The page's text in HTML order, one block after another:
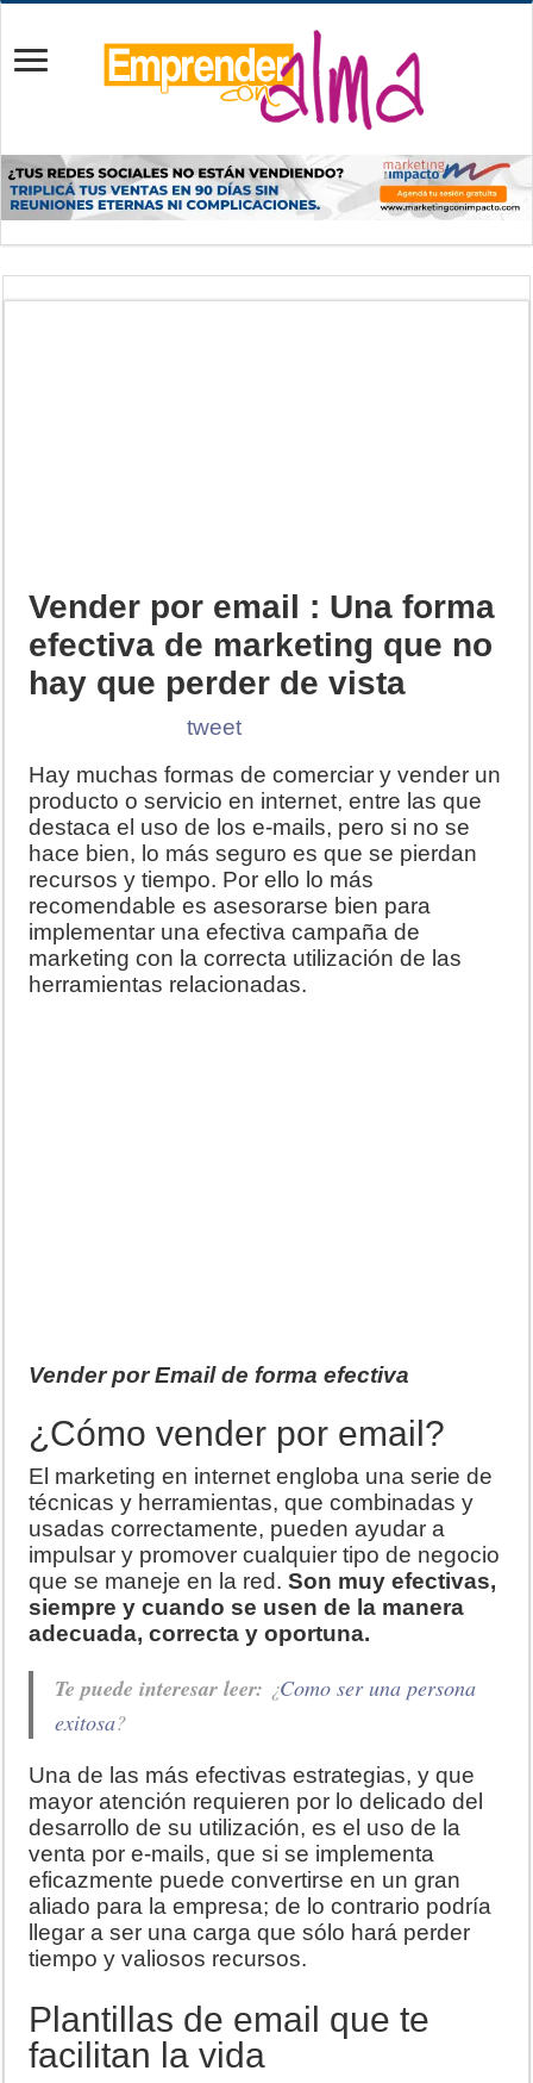
Vender por email : Una forma
efectiva de marketing que no
hay que perder de vista
tweet
Hay muchas formas de comerciar y vender un
producto o servicio en internet, entre las que
destaca el uso de los e-mails, pero si no se
hace bien, lo más seguro es que se pierdan
recursos y tiempo. Por ello lo más
recomendable es asesorarse bien para
implementar una efectiva campaña de
marketing con la correcta utilización de las
herramientas relacionadas.
Vender por Email de forma efectiva
¿Cómo vender por email?
El marketing en internet engloba una serie de
técnicas y herramientas, que combinadas y
usadas correctamente, pueden ayudar a
impulsar y promover cualquier tipo de negocio
que se maneje en la red.Son muy efectivas,
siempre y cuando se usen de la manera
adecuada, correcta y oportuna.
Te puede interesar leer: ¿Como ser una persona
exitosa?
Una de las más efectivas estrategias, y que
mayor atención requieren por lo delicado del
desarrollo de su utilización, es el uso de la
venta por e-mails, que si se implementa
eficazmente puede convertirse en un gran
aliado para la empresa; de lo contrario podría
llegar a ser una carga que sólo hará perder
tiempo y valiosos recursos.
Plantillas de email que te
facilitan la vida